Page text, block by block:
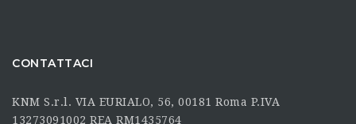
CONTATTACI
KNM S.r.l. VIA EURIALO, 56, 00181 Roma P.IVA
13273091002 REA RM1435764